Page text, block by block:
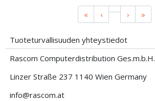
« ‹ › »
Tuoteturvallisuuden yhteystiedot
Rascom Computerdistribution Ges.m.b.H.
Linzer Straße 237 1140 Wien Germany
info@rascom.at